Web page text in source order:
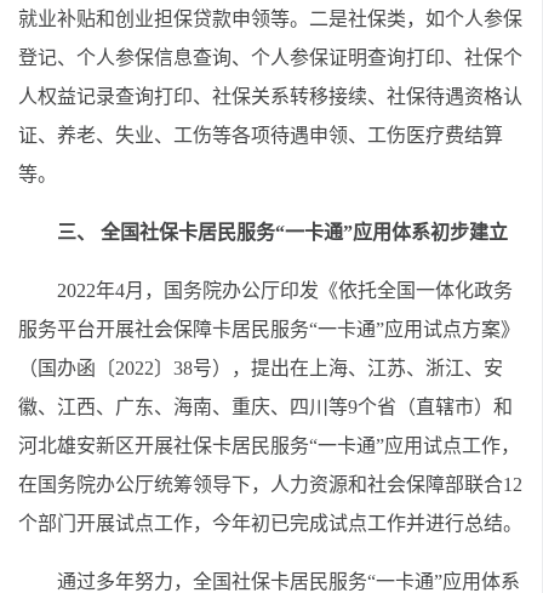
就业补贴和创业担保贷款申领等。二是社保类，如个人参保
登记、个人参保信息查询、个人参保证明查询打印、社保个
人权益记录查询打印、社保关系转移接续、社保待遇资格认
证、养老、失业、工伤等各项待遇申领、工伤医疗费结算
等。
三、 全国社保卡居民服务“一卡通”应用体系初步建立
2022年4月，国务院办公厅印发《依托全国一体化政务
服务平台开展社会保障卡居民服务“一卡通”应用试点方案》
（国办函〔2022〕38号），提出在上海、江苏、浙江、安
徽、江西、广东、海南、重庆、四川等9个省（直辖市）和
河北雄安新区开展社保卡居民服务“一卡通”应用试点工作，
在国务院办公厅统筹领导下，人力资源和社会保障部联合12
个部门开展试点工作，今年初已完成试点工作并进行总结。
通过多年努力，全国社保卡居民服务“一卡通”应用体系